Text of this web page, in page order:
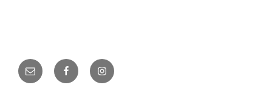
Email FacebookInstagram